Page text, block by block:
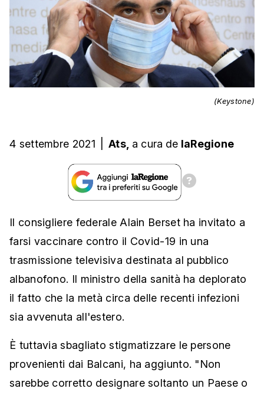
(Keystone)
4 settembre 2021 Ats, a cura de laRegione
Il consigliere federale Alain Berset ha invitato a
farsi vaccinare contro il Covid-19 in una
trasmissione televisiva destinata al pubblico
albanofono. Il ministro della sanità ha deplorato
il fatto che la metà circa delle recenti infezioni
sia avvenuta all'estero.
È tuttavia sbagliato stigmatizzare le persone
provenienti dai Balcani, ha aggiunto. "Non
sarebbe corretto designare soltanto un Paese o